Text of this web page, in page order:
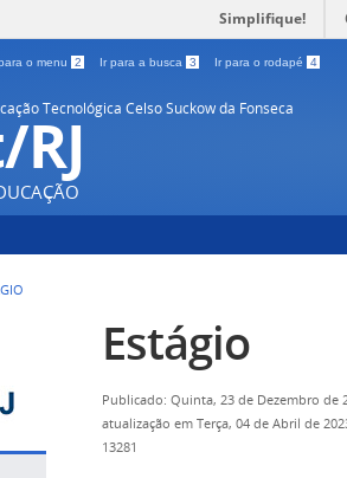
Simplifique!
o menu 2 Ir para a busca 3 Ir para o rodapé 4
Tecnológica Celso Suckow da Fonseca
Estágio
Publicado: Quinta, 23 de Dezembro de
atualização em Terça, 04 de Abril de
13281